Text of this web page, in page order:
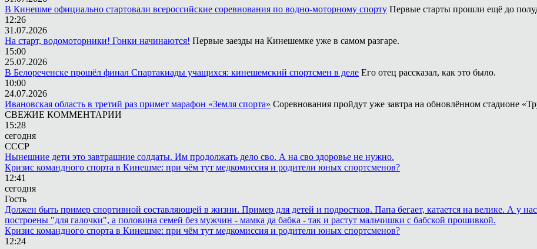
В Кинешме официально стартовали всероссийские соревнования по водно-моторному спорту Первые старты прошли ещё до
12:26
31.07.2026
На старт, водомоторники! Гонки начинаются! Первые заезды на Кинешемке уже в самом разгаре.
15:00
25.07.2026
В Белореченске прошёл финал Спартакиады учащихся: кинешемский спортсмен в деле Его отец рассказал, как это было.
10:00
24.07.2026
Ивановская область в третий раз примет марафон «Земля спорта» Соревнования пройдут уже завтра на обновлённом стадионе
СВЕЖИЕ КОММЕНТАРИИ
15:28
сегодня
СССР
Нынешние дети это завтрашние солдаты. Им продолжать дело сво. А на сво здоровье не нужно.
Кризис командного спорта в Кинешме: при чём тут медкомиссия и родители юных спортсменов?
12:41
сегодня
Гость
Должен быть пример спортивной составляющей в жизни. Пример для детей и подростков. Папа бегает, катается на велике. А у
построены "для галочки", а половина семей без мужчин - мамка да бабка - так и растут мальчишки с бабской прошивкой.
Кризис командного спорта в Кинешме: при чём тут медкомиссия и родители юных спортсменов?
12:24